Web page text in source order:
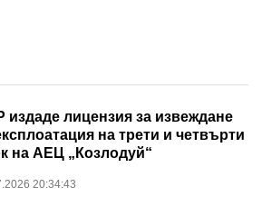
издаде лицензия за извеждане
на трети и четвърти
на АЕЦ „Козлодуй“
20:34:43